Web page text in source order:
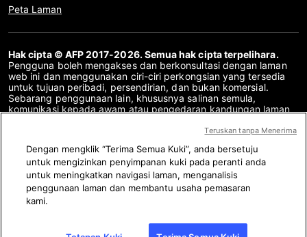
Peta Laman
Hak cipta © AFP 2017-2026. Semua hak cipta terpelihara.
Pengguna boleh mengakses dan berkonsultasi dengan laman
web ini dan menggunakan ciri-ciri perkongsian yang tersedia
untuk tujuan peribadi, persendirian, dan bukan komersial.
Sebarang penggunaan lain, khususnya salinan semula,
komunikasi kepada awam atau pengedaran kandungan laman
sebarang tujuan lain dan/atau dengan cara lain, tanpa
adalah dilarang sama sekali. Perkara yang digambarkan atau
disertakan melalui pautan dalam kandungan Semakan Fakta
disediakan sebanyak yang diperlukan untuk pemahaman yang
betul mengenai pengesahan maklumat yang berkenaan. AFP
belum memperoleh sebarang hak dari para pengarang atau
pemilik hak cipta kandungan pihak ketiga ini dan tidak akan
Dengan mengklik “Terima Semua Kuki”, anda bersetuju
untuk mengizinkan penyimpanan kuki pada peranti anda
untuk meningkatkan navigasi laman, menganalisis
penggunaan laman dan membantu usaha pemasaran
kami.
Teruskan tanpa Menerima